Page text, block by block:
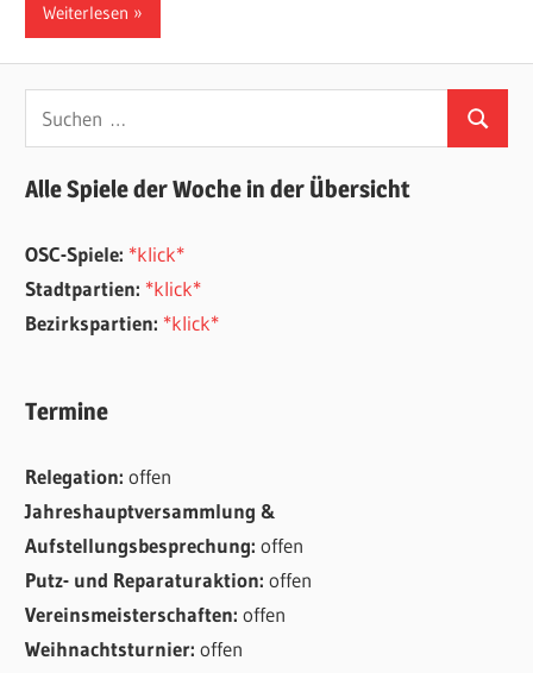
Weiterlesen
Suchen
nach:
Suchen
Alle Spiele der Woche in der Übersicht
OSC-Spiele: *klick*
Stadtpartien: *klick*
Bezirkspartien: *klick*
Termine
Relegation:offen
Jahreshauptversammlung &
Aufstellungsbesprechung:offen
Putz- und Reparaturaktion:offen
Vereinsmeisterschaften:offen
Weihnachtsturnier:offen